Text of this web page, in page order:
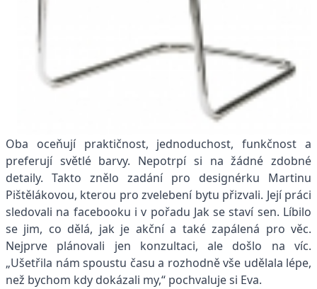
Oba oceňují praktičnost, jednoduchost, funkčnost a
preferují světlé barvy. Nepotrpí si na žádné zdobné
detaily. Takto znělo zadání pro designérku Martinu
Pištělákovou, kterou pro zvelebení bytu přizvali. Její práci
sledovali na facebooku i v pořadu Jak se staví sen. Líbilo
se jim, co dělá, jak je akční a také zapálená pro věc.
Nejprve plánovali jen konzultaci, ale došlo na víc.
„Ušetřila nám spoustu času a rozhodně vše udělala lépe,
než bychom kdy dokázali my,“ pochvaluje si Eva.